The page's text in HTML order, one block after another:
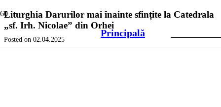
Principală
Liturghia Darurilor mai înainte sfințite la Catedrala
„sf. Irh. Nicolae” din Orhei
Posted on 02.04.2025